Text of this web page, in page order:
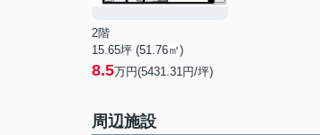
2階
15.65坪 (51.76㎡)
8.5万円(5431.31円/坪)
周辺施設